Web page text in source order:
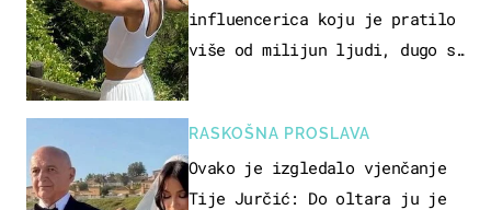
influencerica koju je pratilo
više od milijun ljudi, dugo se
RASKOŠNA PROSLAVA
Ovako je izgledalo vjenčanje
Tije Jurčić: Do oltara ju je